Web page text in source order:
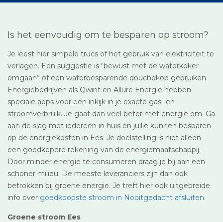
Is het eenvoudig om te besparen op stroom?
Je leest hier simpele trucs of het gebruik van elektriciteit te
verlagen. Een suggestie is “bewust met de waterkoker
omgaan” of een waterbesparende douchekop gebruiken.
Energiebedrijven als Qwint en Allure Energie hebben
speciale apps voor een inkijk in je exacte gas- en
stroomverbruik. Je gaat dan veel beter met energie om. Ga
aan de slag met iedereen in huis en jullie kunnen besparen
op de energiekosten in Ees. Je doelstelling is niet alleen
een goedkopere rekening van de energiemaatschappij.
Door minder energie te consumeren draag je bij aan een
schoner milieu. De meeste leveranciers zijn dan ook
betrokken bij groene energie. Je treft hier ook uitgebreide
info over goedkoopste stroom in Nooitgedacht afsluiten.
Groene stroom Ees